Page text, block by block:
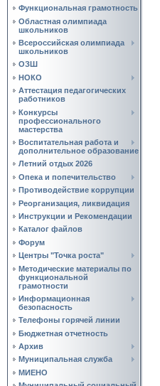
Функциональная грамотность
Областная олимпиада
школьников
Всероссийская олимпиада
школьников
ОЗШ
НОКО
Аттестация педагогических
работников
Конкурсы
профессионального
мастерства
Воспитательная работа и
дополнительное образование
Летний отдых 2026
Опека и попечительство
Противодействие коррупции
Реорганизация, ликвидация
Инструкции и Рекомендации
Каталог файлов
Форум
Центры "Точка роста"
Методические материалы по
функциональной
грамотности
Информационная
безопасность
Телефоны горячей линии
Бюджетная отчетность
Архив
Муниципальная служба
МИЕНО